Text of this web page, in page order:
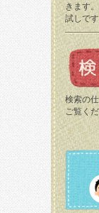
きます
試しで
検索の
ご覧くだ